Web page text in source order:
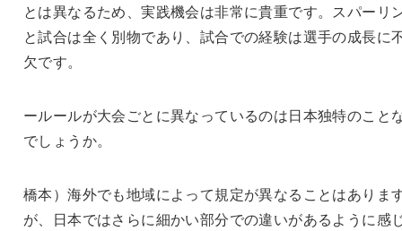
とは異なるため、実践機会は非常に貴重です。スパーリ
と試合は全く別物であり、試合での経験は選手の成長に
欠です。
ールールが大会ごとに異なっているのは日本独特のこと
でしょうか。
橋本）海外でも地域によって規定が異なることはありま
が、日本ではさらに細かい部分での違いがあるように感